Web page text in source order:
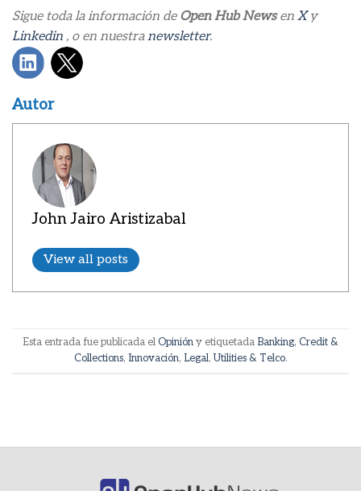
Sigue toda la información de Open Hub Newsen Xy
Linkedin , o en nuestranewsletter.
Autor
John Jairo Aristizabal
View all posts
Esta entrada fue publicada elOpinióny etiquetada Banking, Credit &
Collections, Innovación, Legal, Utilities & Telco.